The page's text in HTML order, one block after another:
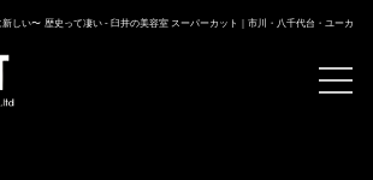
しい〜 歴史って凄い - 臼井の美容室 スーパーカット｜市川・八千代台・ユーカ